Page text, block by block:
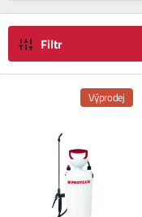
Filtr
Výprodej